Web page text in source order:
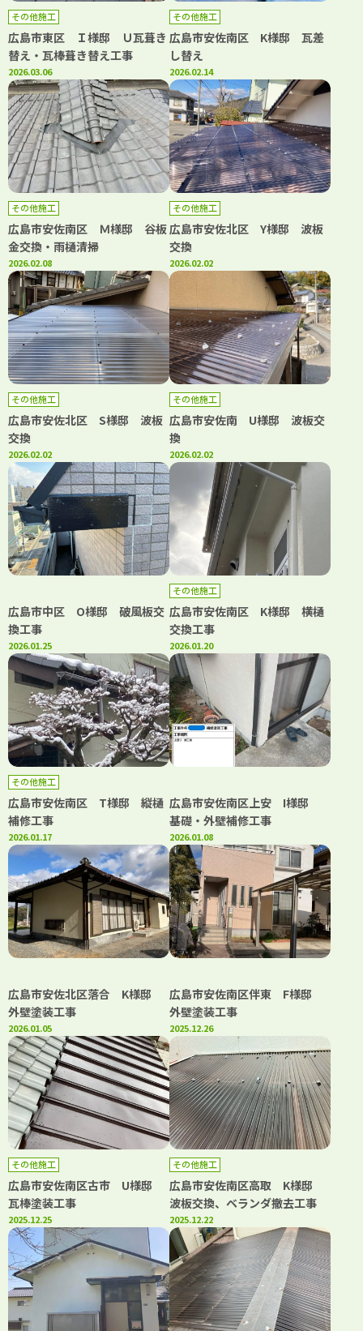
その他施工
広島市東区 Ｉ様邸 Ｕ瓦葺き
替え・瓦棒葺き替え工事
2026.03.06
その他施工
広島市安佐南区 K様邸 瓦差
し替え
2026.02.14
その他施工
広島市安佐南区 Ｍ様邸 谷板
金交換・雨樋清掃
2026.02.08
その他施工
広島市安佐北区 Y様邸 波板
交換
2026.02.02
その他施工
広島市安佐北区 S様邸 波板
交換
2026.02.02
その他施工
広島市安佐南 U様邸 波板交
換
2026.02.02
広島市中区 O様邸 破風板交
換工事
2026.01.25
その他施工
広島市安佐南区 K様邸 横樋
交換工事
2026.01.20
その他施工
広島市安佐南区 T様邸 縦樋
補修工事
2026.01.17
広島市安佐南区上安 I様邸
基礎・外壁補修工事
2026.01.08
広島市安佐北区落合 K様邸
外壁塗装工事
2026.01.05
広島市安佐南区伴東 F様邸
外壁塗装工事
2025.12.26
その他施工
広島市安佐南区古市 U様邸
瓦棒塗装工事
2025.12.25
その他施工
広島市安佐南区高取 K様邸
波板交換、ベランダ撤去工事
2025.12.22